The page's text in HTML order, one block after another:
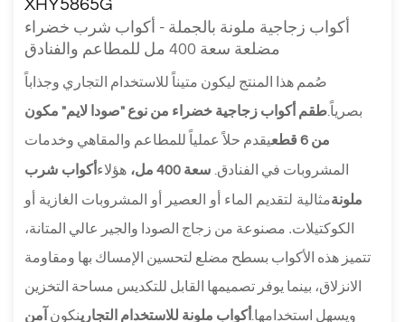
XHY5865G
أكواب زجاجية ملونة بالجملة - أكواب شرب خضراء
مضلعة سعة 400 مل للمطاعم والفنادق
صُمم هذا المنتج ليكون متيناً للاستخدام التجاري وجذاباً
بصرياً. طقم أكواب زجاجية خضراء من نوع "صودا لايم" مكون
من 6 قطع
يقدم حلاً عملياً للمطاعم والمقاهي وخدمات
المشروبات في الفنادق. سعة 400 مل، هؤلاءأكواب شرب
ملونةمثالية لتقديم الماء أو العصير أو المشروبات الغازية أو
الكوكتيلات. مصنوعة من زجاج الصودا والجير عالي المتانة،
تتميز هذه الأكواب بسطح مضلع لتحسين الإمساك بها ومقاومة
الانزلاق، بينما يوفر تصميمها القابل للتكديس مساحة التخزين
ويسهل استخدامها. أكواب ملونة للاستخدام التجارينكون آمن